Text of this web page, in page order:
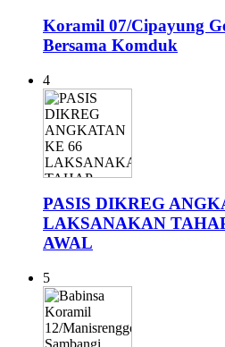
Koramil 07/Cipayung
Bersama Komduk
4
PASIS DIKREG
LAKSANAKAN
AWAL
5